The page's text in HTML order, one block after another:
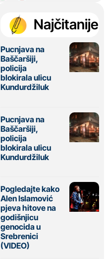
Najčitanije
Pucnjava na
Baščaršiji,
policija
blokirala ulicu
Kundurdžiluk
Pucnjava na
Baščaršiji,
policija
blokirala ulicu
Kundurdžiluk
Pogledajte kako
Alen Islamović
pjeva hitove na
godišnjicu
genocida u
Srebrenici
(VIDEO)